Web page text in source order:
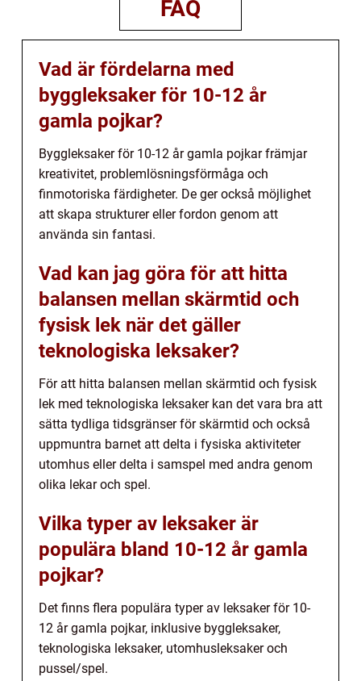
FAQ
Vad är fördelarna med
byggleksaker för 10-12 år
gamla pojkar?
Byggleksaker för 10-12 år gamla pojkar främjar
kreativitet, problemlösningsförmåga och
finmotoriska färdigheter. De ger också möjlighet
att skapa strukturer eller fordon genom att
använda sin fantasi.
Vad kan jag göra för att hitta
balansen mellan skärmtid och
fysisk lek när det gäller
teknologiska leksaker?
För att hitta balansen mellan skärmtid och fysisk
lek med teknologiska leksaker kan det vara bra att
sätta tydliga tidsgränser för skärmtid och också
uppmuntra barnet att delta i fysiska aktiviteter
utomhus eller delta i samspel med andra genom
olika lekar och spel.
Vilka typer av leksaker är
populära bland 10-12 år gamla
pojkar?
Det finns flera populära typer av leksaker för 10-
12 år gamla pojkar, inklusive byggleksaker,
teknologiska leksaker, utomhusleksaker och
pussel/spel.